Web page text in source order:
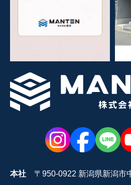
本社 〒950-0922 新潟県新潟市